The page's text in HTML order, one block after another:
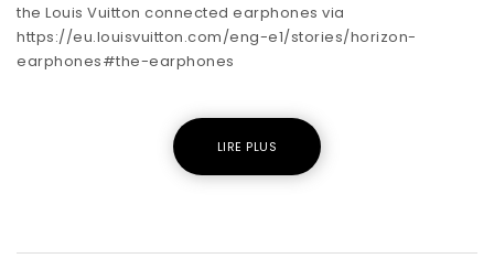
the Louis Vuitton connected earphones via
https://eu.louisvuitton.com/eng-e1/stories/horizon-
earphones#the-earphones
LIRE PLUS